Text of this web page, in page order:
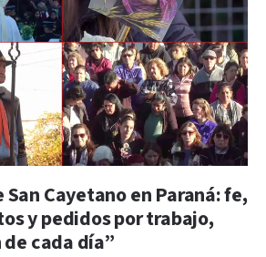
Cayetano en Paraná: fe,
y pedidos por trabajo,
cada día”